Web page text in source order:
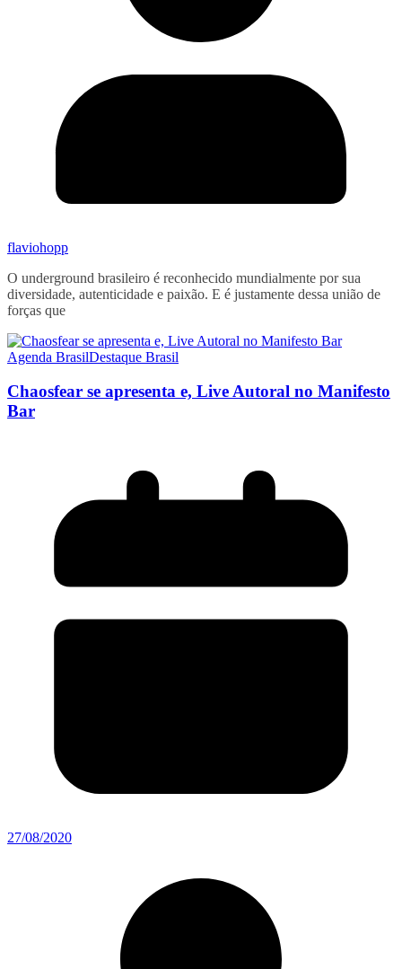
flaviohopp
O underground brasileiro é reconhecido mundialmente por sua
diversidade, autenticidade e paixão. E é justamente dessa união de
forças que
Agenda BrasilDestaque Brasil
Chaosfear se apresenta e, Live Autoral no Manifesto
Bar
27/08/2020